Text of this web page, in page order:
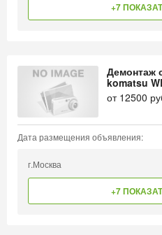
+7
Демонтаж
komatsu
от 12500
Дата размещения объявления:
г.Москва
+7